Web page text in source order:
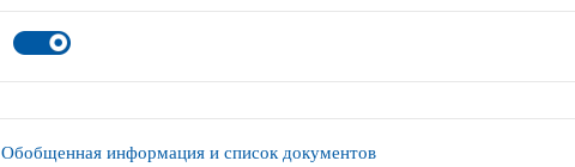
Обобщенная информация и список документов